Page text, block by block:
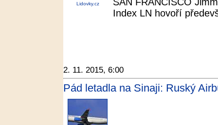
Lidovky.cz
Index LN hovoří
2. 11. 2015, 6:00
Pád letadla na Sinaji: Ruský